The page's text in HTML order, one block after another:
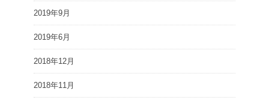
2019年9月
2019年6月
2018年12月
2018年11月